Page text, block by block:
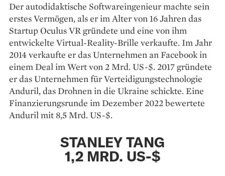
Der autodidaktische Softwareingenieur machte sein
erstes Vermögen, als er im Alter von 16 Jahren das
Startup Oculus VR gründete und eine von ihm
entwickelte Virtual-Reality-Brille verkaufte. Im Jahr
2014 verkaufte er das Unternehmen an Facebook in
einem Deal im Wert von 2 Mrd. US-$. 2017 gründete
er das Unternehmen für Verteidigungstechnologie
Anduril, das Drohnen in die Ukraine schickte. Eine
Finanzierungsrunde im Dezember 2022 bewertete
Anduril mit 8,5 Mrd. US-$.
STANLEY TANG
1,2 MRD. US-$